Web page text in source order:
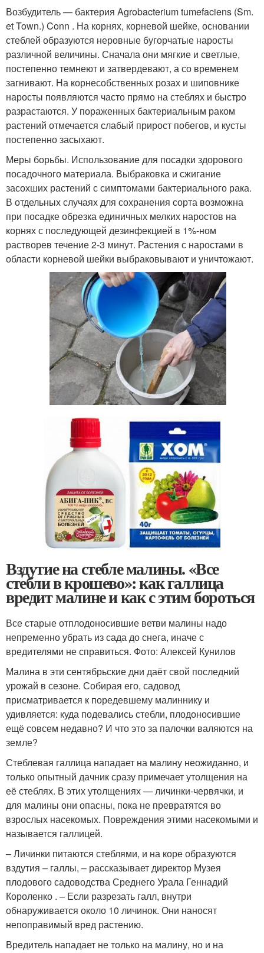
Возбудитель — бактерия Agrobacterium tumefaciens (Sm.
et Town.) Conn . На корнях, корневой шейке, основании
стеблей образуются неровные бугорчатые наросты
различной величины. Сначала они мягкие и светлые,
постепенно темнеют и затвердевают, а со временем
загнивают. На корнесобственных розах и шиповнике
наросты появляются часто прямо на стеблях и быстро
разрастаются. У пораженных бактериальным раком
растений отмечается слабый прирост побегов, и кусты
постепенно засыхают.
Меры борьбы. Использование для посадки здорового
посадочного материала. Выбраковка и сжигание
засохших растений с симптомами бактериального рака.
В отдельных случаях для сохранения сорта возможна
при посадке обрезка единичных мелких наростов на
корнях с последующей дезинфекцией в 1%-ном
растворев течение 2-3 минут. Растения с наростами в
области корневой шейки выбраковывают и уничтожают.
Вздутие на стебле малины. «Все
стебли в крошево»: как галлица
вредит малине и как с этим бороться
Все старые отплодоносившие ветви малины надо
непременно убрать из сада до снега, иначе с
вредителями не справиться. Фото: Алексей Кунилов
Малина в эти сентябрьские дни даёт свой последний
урожай в сезоне. Собирая его, садовод
присматривается к поредевшему малиннику и
удивляется: куда подевались стебли, плодоносившие
ещё совсем недавно? И что это за палочки валяются на
земле?
Стеблевая галлица нападает на малину неожиданно, и
только опытный дачник сразу примечает утолщения на
её стеблях. В этих утолщениях — личинки-червячки, и
для малины они опасны, пока не превратятся во
взрослых насекомых. Повреждения этими насекомыми и
называется галлицей.
– Личинки питаются стеблями, и на коре образуются
вздутия – галлы, – рассказывает директор Музея
плодового садоводства Среднего Урала Геннадий
Короленко . – Если разрезать галл, внутри
обнаруживается около 10 личинок. Они наносят
непоправимый вред растению.
Вредитель нападает не только на малину, но и на